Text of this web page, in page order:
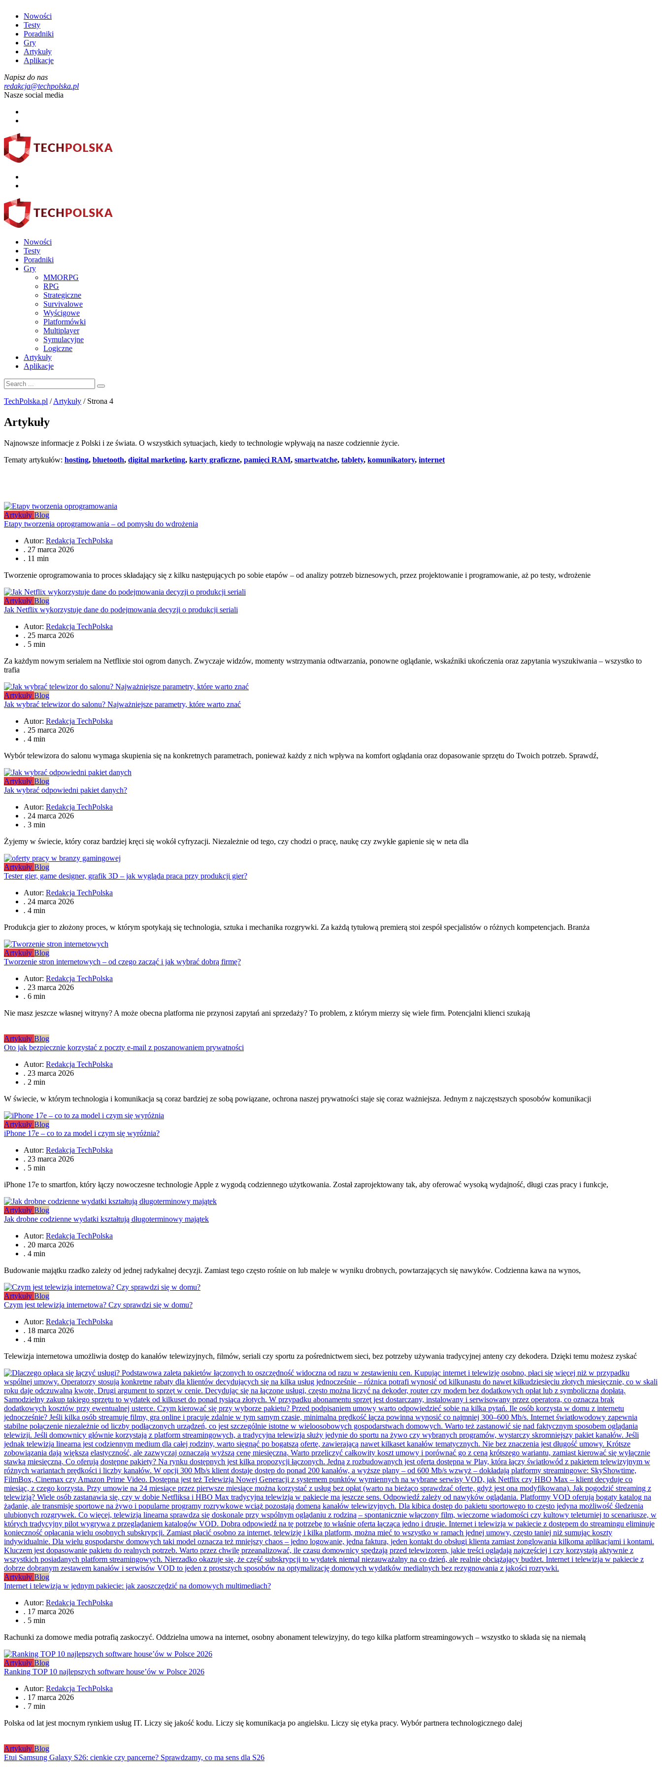
Nowości
Testy
Poradniki
Gry
Artykuły
Aplikacje
Napisz do nas
redakcja@techpolska.pl
Nasze social media
Nowości
Testy
Poradniki
Gry
MMORPG
RPG
Strategiczne
Survivalowe
Wyścigowe
Platformówki
Multiplayer
Symulacyjne
Logiczne
Artykuły
Aplikacje
TechPolska.pl /Artykuły / Strona 4
Artykuły
Najnowsze informacje z Polski i ze świata. O wszystkich sytuacjach, kiedy to technologie wpływają na nasze codziennie życie.
Tematy artykułów: hosting, bluetooth, digital marketing, karty graficzne, pamięci RAM, smartwatche, tablety, komunikatory, internet
Artykuły Blog
Etapy tworzenia oprogramowania – od pomysłu do wdrożenia
Autor: Redakcja TechPolska
. 27 marca 2026
. 11 min
Tworzenie oprogramowania to proces składający się z kilku następujących po sobie etapów – od analizy potrzeb biznesowych, przez projektowanie i programowanie, aż po testy, wdrożenie
Artykuły Blog
Jak Netflix wykorzystuje dane do podejmowania decyzji o produkcji seriali
Autor: Redakcja TechPolska
. 25 marca 2026
. 5 min
Za każdym nowym serialem na Netflixie stoi ogrom danych. Zwyczaje widzów, momenty wstrzymania odtwarzania, ponowne oglądanie, wskaźniki ukończenia oraz zapytania wyszukiwania – wszystko to
trafia
Artykuły Blog
Jak wybrać telewizor do salonu? Najważniejsze parametry, które warto znać
Autor: Redakcja TechPolska
. 25 marca 2026
. 4 min
Wybór telewizora do salonu wymaga skupienia się na konkretnych parametrach, ponieważ każdy z nich wpływa na komfort oglądania oraz dopasowanie sprzętu do Twoich potrzeb. Sprawdź,
Artykuły Blog
Jak wybrać odpowiedni pakiet danych?
Autor: Redakcja TechPolska
. 24 marca 2026
. 3 min
Żyjemy w świecie, który coraz bardziej kręci się wokół cyfryzacji. Niezależnie od tego, czy chodzi o pracę, naukę czy zwykłe gapienie się w neta dla
Artykuły Blog
Tester gier, game designer, grafik 3D – jak wygląda praca przy produkcji gier?
Autor: Redakcja TechPolska
. 24 marca 2026
. 4 min
Produkcja gier to złożony proces, w którym spotykają się technologia, sztuka i mechanika rozgrywki. Za każdą tytułową premierą stoi zespół specjalistów o różnych kompetencjach. Branża
Artykuły Blog
Tworzenie stron internetowych – od czego zacząć i jak wybrać dobrą firmę?
Autor: Redakcja TechPolska
. 23 marca 2026
. 6 min
Nie masz jeszcze własnej witryny? A może obecna platforma nie przynosi zapytań ani sprzedaży? To problem, z którym mierzy się wiele firm. Potencjalni klienci szukają
Artykuły Blog
Oto jak bezpiecznie korzystać z poczty e-mail z poszanowaniem prywatności
Autor: Redakcja TechPolska
. 23 marca 2026
. 2 min
W świecie, w którym technologia i komunikacja są coraz bardziej ze sobą powiązane, ochrona naszej prywatności staje się coraz ważniejsza. Jednym z najczęstszych sposobów komunikacji
Artykuły Blog
iPhone 17e – co to za model i czym się wyróżnia?
Autor: Redakcja TechPolska
. 23 marca 2026
. 5 min
iPhone 17e to smartfon, który łączy nowoczesne technologie Apple z wygodą codziennego użytkowania. Został zaprojektowany tak, aby oferować wysoką wydajność, długi czas pracy i funkcje,
Artykuły Blog
Jak drobne codzienne wydatki kształtują długoterminowy majątek
Autor: Redakcja TechPolska
. 20 marca 2026
. 4 min
Budowanie majątku rzadko zależy od jednej radykalnej decyzji. Zamiast tego często rośnie on lub maleje w wyniku drobnych, powtarzających się nawyków. Codzienna kawa na wynos,
Artykuły Blog
Czym jest telewizja internetowa? Czy sprawdzi się w domu?
Autor: Redakcja TechPolska
. 18 marca 2026
. 4 min
Telewizja internetowa umożliwia dostęp do kanałów telewizyjnych, filmów, seriali czy sportu za pośrednictwem sieci, bez potrzeby używania tradycyjnej anteny czy dekodera. Dzięki temu możesz zyskać
Artykuły Blog
Internet i telewizja w jednym pakiecie: jak zaoszczędzić na domowych multimediach?
Autor: Redakcja TechPolska
. 17 marca 2026
. 5 min
Rachunki za domowe media potrafią zaskoczyć. Oddzielna umowa na internet, osobny abonament telewizyjny, do tego kilka platform streamingowych – wszystko to składa się na niemałą
Artykuły Blog
Ranking TOP 10 najlepszych software house’ów w Polsce 2026
Autor: Redakcja TechPolska
. 17 marca 2026
. 7 min
Polska od lat jest mocnym rynkiem usług IT. Liczy się jakość kodu. Liczy się komunikacja po angielsku. Liczy się etyka pracy. Wybór partnera technologicznego dalej
Artykuły Blog
Etui Samsung Galaxy S26: cienkie czy pancerne? Sprawdzamy, co ma sens dla S26